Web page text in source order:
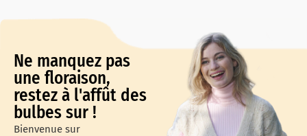
Ne manquez pas
une floraison,
restez à l'affût des
bulbes sur !
Bienvenue sur